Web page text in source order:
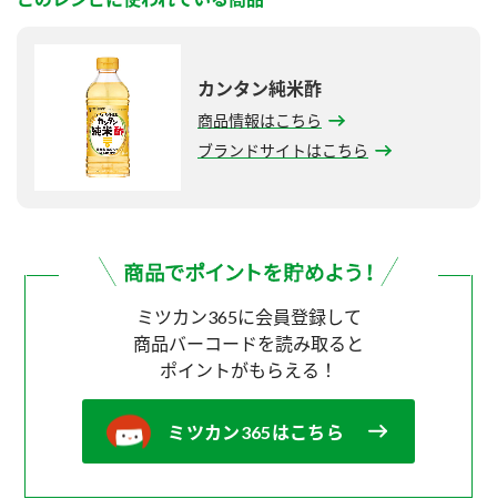
カンタン純米酢
商品情報はこちら
ブランドサイトはこちら
ミツカン365に会員登録して
商品バーコードを読み取ると
ポイントがもらえる！
ミツカン365はこちら